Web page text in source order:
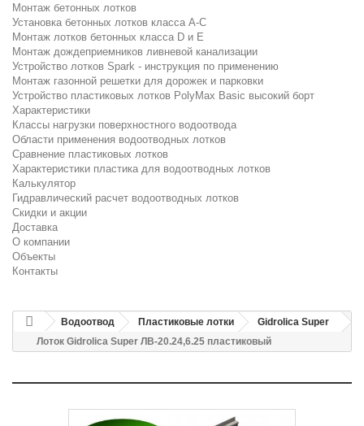
Монтаж бетонных лотков
Установка бетонных лотков класса A-C
Монтаж лотков бетонных класса D и E
Монтаж дождеприемников ливневой канализации
Устройство лотков Spark - инструкция по применению
Монтаж газонной решетки для дорожек и парковки
Устройство пластиковых лотков PolyMax Basic высокий борт
Характеристики
Классы нагрузки поверхностного водоотвода
Области применения водоотводных лотков
Сравнение пластиковых лотков
Характеристики пластика для водоотводных лотков
Калькулятор
Гидравлический расчет водоотводных лотков
Скидки и акции
Доставка
О компании
Объекты
Контакты
Водоотвод Пластиковые лотки
Gidrolica Super
Лоток Gidrolica Super ЛВ-20.24,6.25 пластиковый